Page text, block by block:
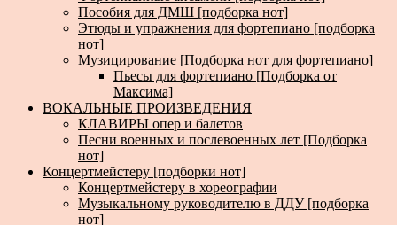
Пособия для ДМШ [подборка нот]
Этюды и упражнения для фортепиано [подборка
нот]
Музицирование [Подборка нот для фортепиано]
Пьесы для фортепиано [Подборка от
Максима]
ВОКАЛЬНЫЕ ПРОИЗВЕДЕНИЯ
КЛАВИРЫ опер и балетов
Песни военных и послевоенных лет [Подборка
нот]
Концертмейстеру [подборки нот]
Концертмейстеру в хореографии
Музыкальному руководителю в ДДУ [подборка
нот]